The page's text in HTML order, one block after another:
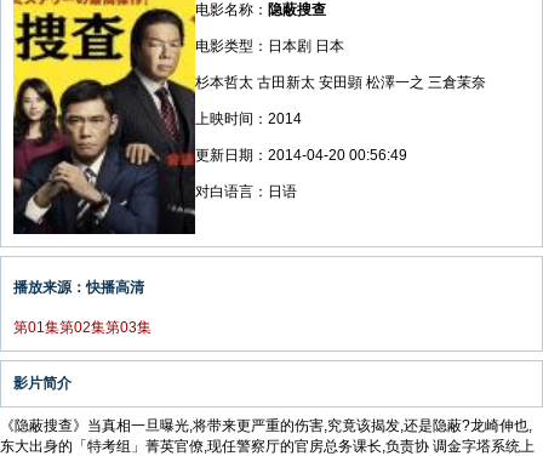
电影名称： 隐蔽搜查
电影类型：日本剧 日本
杉本哲太 古田新太 安田顕 松澤一之 三倉茉奈
上映时间：2014
更新日期：2014-04-20 00:56:49
对白语言：日语
播放来源：快播高清
第01集第02集第03集
影片简介
《隐蔽搜查》当真相一旦曝光,将带来更严重的伤害,究竟该揭发,还是隐蔽?龙崎伸也,
东大出身的「特考组」菁英官僚,现任警察厅的官房总务课长,负责协 调金字塔系统上